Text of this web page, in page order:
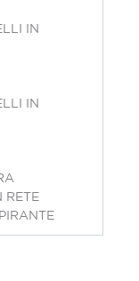
IN
IN
RETE